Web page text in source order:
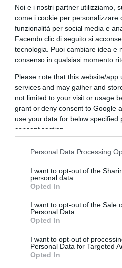
Noi e i nostri partner utilizziamo,
come i cookie per personalizzare
funzionalità per social media e
Facendo clic di seguito si
tecnologia. Puoi cambiare idea e
consenso in qualsiasi momento
Please note that this website/app
services and may gather and
not limited to your visit or usage
grant or deny consent to Google
use your data for below specified
consent section.
Personal Data Processing
I want to opt-out of the
personal data.
Opted In
I want to opt-out of the Sale
Personal Data.
Opted In
I want to opt-out of
Personal Data for Targeted
Opted In
Ordine dei giornalisti che
barba ad ogni deontologia
normale l’elaborazione
dell’angoscia che ha
(tutti meno i clandestini) i
agosto, si costringono a
in faccia, o, come dice la
muso, come tanti monatti
saprebbero dire il perché,
per obbedienza, per spirito
condizione devastante,
stesso, i cui effetti sono
endemici e persisteranno
nelle sue rimozioni, nelle
norme-gramigna, di
rigogliosamente in questi
del tutto pretestuosa. Non
pubblico pagato per stare
produrre ma che di fatto è